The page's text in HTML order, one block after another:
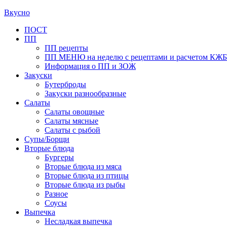
Вкусно
Primary
Menu
ПОСТ
ПП
ПП рецепты
ПП МЕНЮ на неделю с рецептами и расчетом
Информация о ПП и ЗОЖ
Закуски
Бутерброды
Закуски разнообразные
Салаты
Салаты овощные
Салаты мясные
Салаты с рыбой
Супы/Борщи
Вторые блюда
Бургеры
Вторые блюда из мяса
Вторые блюда из птицы
Вторые блюда из рыбы
Разное
Соусы
Выпечка
Несладкая выпечка